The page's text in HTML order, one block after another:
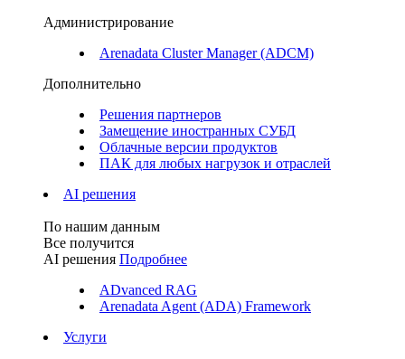
Администрирование
Arenadata Cluster Manager (ADCM)
Дополнительно
Решения партнеров
Замещение иностранных СУБД
Облачные версии продуктов
ПАК для любых нагрузок и отраслей
AI решения
По нашим данным
Все получится
AI решения Подробнее
ADvanced RAG
Arenadata Agent (ADA) Framework
Услуги